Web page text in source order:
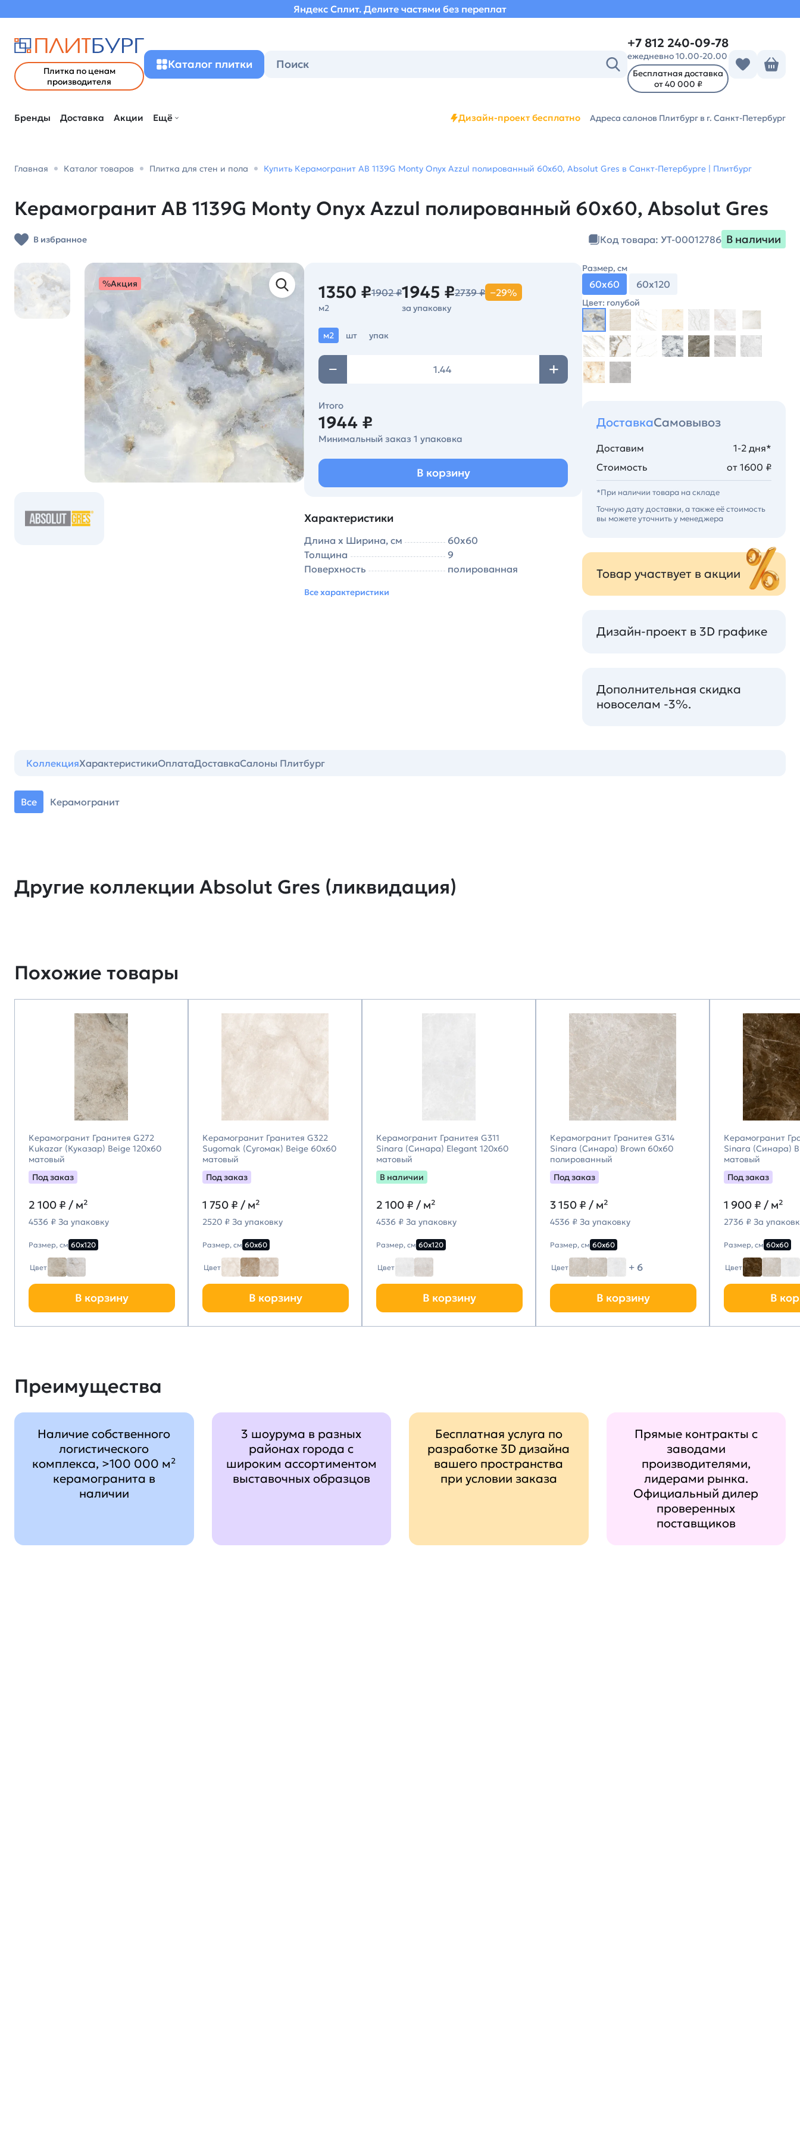
Яндекс Сплит. Делите частями без переплат
Плитка по ценам
производителя
Каталог плитки
+7 812 240-09-78
ежедневно 10.00-20.00
Бесплатная доставка
от 40 000 ₽
Бренды Доставка Акции Ещё Дизайн-проект бесплатно Адреса салонов Плитбург в г. Санкт-Петербург
Главная Каталог товаров Плитка для стен и пола Купить Керамогранит AB 1139G Monty Onyx Azzul полированный 60х60, Absolut Gres в Санкт-Петербурге | Плитбург
Керамогранит AB 1139G Monty Onyx Azzul полированный 60х60, Absolut Gres
В избранное Код товара: УТ-00012786 В наличии
%Акция 1350 ₽1902 ₽
м2
1945 ₽2739 ₽ −29%
за упаковку
м2 шт упак
Итого
1944 ₽
Минимальный заказ 1 упаковка
В корзину
Характеристики
Длина х Ширина, см
60х60
Толщина
9
Поверхность
полированная
Все характеристики
Размер, см
60х60 60х120
Цвет: голубой
ДоставкаСамовывоз
Доставим
1-2 дня*
Стоимость
от 1600 ₽
*При наличии товара на складе
Точную дату доставки, а также её стоимость
вы можете уточнить у менеджера
Товар участвует в акции
Дизайн-проект в 3D графике
Дополнительная скидка
новоселам -3%.
КоллекцияХарактеристикиОплатаДоставкаСалоны Плитбург
Все Керамогранит
Другие коллекции Absolut Gres (ликвидация)
Похожие товары
Керамогранит Гранитея G272
Kukazar (Куказар) Beige 120х60
матовый
Под заказ
2 100 ₽ / м²
4536 ₽ За упаковку
Размер, см 60х120
Цвет
В корзину
Керамогранит Гранитея G322
Sugomak (Сугомак) Beige 60х60
матовый
Под заказ
1 750 ₽ / м²
2520 ₽ За упаковку
Размер, см 60х60
Цвет
В корзину
Керамогранит Гранитея G311
Sinara (Синара) Elegant 120х60
матовый
В наличии
2 100 ₽ / м²
4536 ₽ За упаковку
Размер, см 60х120
Цвет
В корзину
Керамогранит Гранитея G314
Sinara (Синара) Brown 60х60
полированный
Под заказ
3 150 ₽ / м²
4536 ₽ За упаковку
Размер, см 60х60
Цвет + 6
В корзину
Керамогранит
Sinara (Синара)
матовый
Под заказ
1 900 ₽ / м²
2736 ₽ За
Размер, см 60х60
Цвет
В
Преимущества
Наличие собственного
логистического
комплекса, >100 000 м²
керамогранита в
наличии
3 шоурума в разных
районах города с
широким ассортиментом
выставочных образцов
Бесплатная услуга по
разработке 3D дизайна
вашего пространства
при условии заказа
Прямые контракты с
заводами
производителями,
лидерами рынка.
Официальный дилер
проверенных
поставщиков